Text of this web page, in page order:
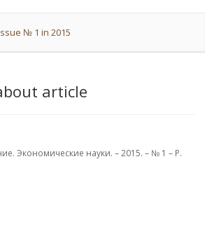
№ 1 in 2015
article
Экономические науки. – 2015. – № 1 – P.